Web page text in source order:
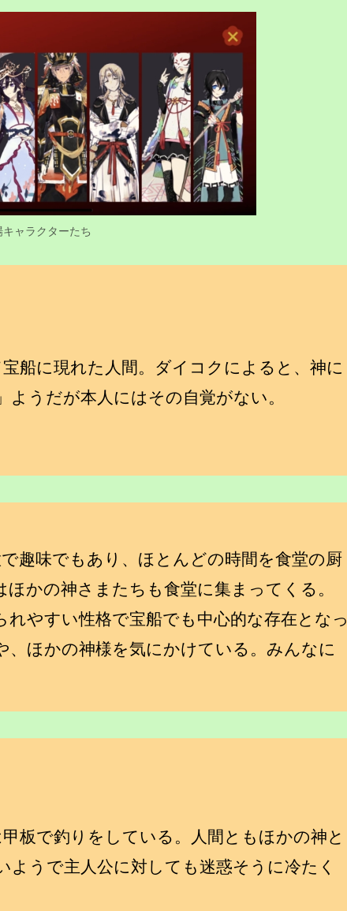
ャラクターたち
船に現れた人間。ダイコクによると、神に
うだが本人にはその自覚がない。
趣味でもあり、ほとんどの時間を食堂の厨
かの神さまたちも食堂に集まってくる。
やすい性格で宝船でも中心的な存在となっ
、ほかの神様を気にかけている。みんなに
板で釣りをしている。人間ともほかの神と
うで主人公に対しても迷惑そうに冷たく